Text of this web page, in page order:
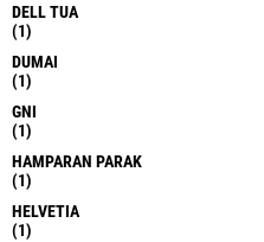
DELL TUA
(1)
DUMAI
(1)
GNI
(1)
HAMPARAN PARAK
(1)
HELVETIA
(1)